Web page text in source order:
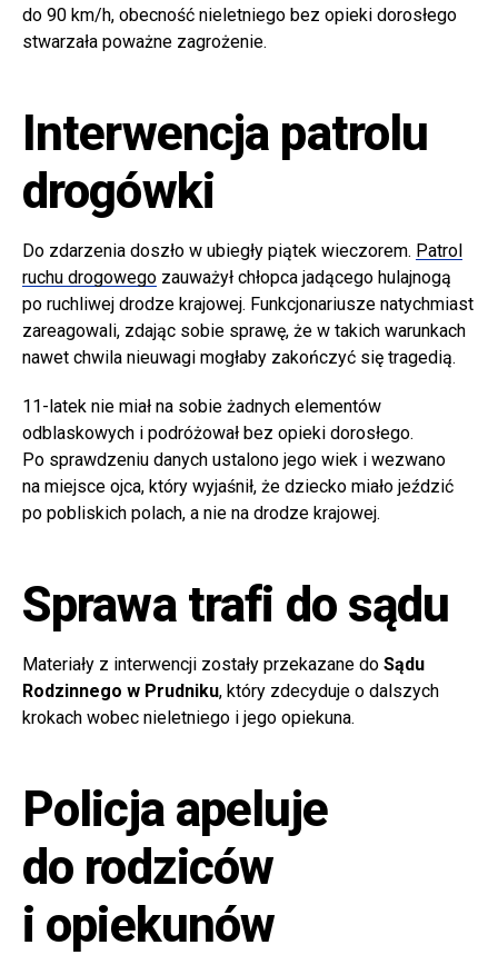
do 90 km/h, obecność nieletniego bez opieki dorosłego
stwarzała poważne zagrożenie.
Interwencja patrolu
drogówki
Do zdarzenia doszło w ubiegły piątek wieczorem. Patrol
ruchu drogowego zauważył chłopca jadącego hulajnogą
po ruchliwej drodze krajowej. Funkcjonariusze natychmiast
zareagowali, zdając sobie sprawę, że w takich warunkach
nawet chwila nieuwagi mogłaby zakończyć się tragedią.
11-latek nie miał na sobie żadnych elementów
odblaskowych i podróżował bez opieki dorosłego.
Po sprawdzeniu danych ustalono jego wiek i wezwano
na miejsce ojca, który wyjaśnił, że dziecko miało jeździć
po pobliskich polach, a nie na drodze krajowej.
Sprawa trafi do sądu
Materiały z interwencji zostały przekazane do Sądu
Rodzinnego w Prudniku, który zdecyduje o dalszych
krokach wobec nieletniego i jego opiekuna.
Policja apeluje
do rodziców
i opiekunów